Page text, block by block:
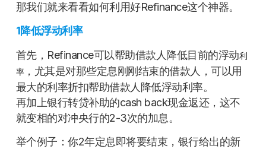
那我们就来看看如何利用好Refinance这个神器。
1降低浮动利率
首先，Refinance可以帮助借款人降低目前的浮动利
率，尤其是对那些定息刚刚结束的借款人，可以用
最大的利率折扣帮助借款人降低浮动利率。
再加上银行转贷补助的cash back现金返还，这不
就变相的对冲央行的2-3次的加息。
举个例子：你2年定息即将要结束，银行给出的新